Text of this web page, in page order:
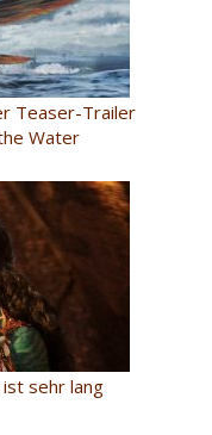
Teaser-Trailer
Water
sehr lang